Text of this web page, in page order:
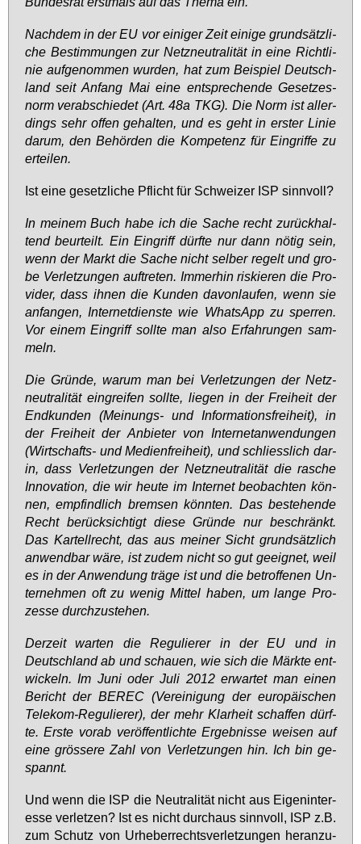
Nach­dem in der EU vor ei­ni­ger Zeit ei­ni­ge grund­sätz­li­
che Be­stim­mun­gen zur Netz­neu­tra­li­tät in ei­ne Richt­li­
nie auf­ge­nom­men wur­den, hat zum Bei­spiel Deutsch­
land seit An­fang Mai ei­ne ent­spre­chen­de Ge­set­zes­
norm ver­ab­schie­det (Art. 48a TKG). Die Norm ist al­ler­
dings sehr of­fen ge­hal­ten, und es geht in ers­ter Li­nie
dar­um, den Be­hör­den die Kom­pe­tenz für Ein­grif­fe zu
er­tei­len.
Ist ei­ne ge­setz­li­che Pflicht für Schwei­zer ISP sinn­voll?
In mei­nem Buch ha­be ich die Sa­che recht zu­rück­hal­
tend be­ur­teilt. Ein Ein­griff dürf­te nur dann nö­tig sein,
wenn der Markt die Sa­che nicht sel­ber re­gelt und gro­
be Ver­let­zun­gen auf­tre­ten. Im­mer­hin ris­kie­ren die Pro­
vi­der, dass ih­nen die Kun­den da­von­lau­fen, wenn sie
an­fan­gen, In­ter­net­diens­te wie Whats­App zu sper­ren.
Vor ei­nem Ein­griff soll­te man al­so Er­fah­run­gen sam­
meln.
Die Grün­de, war­um man bei Ver­let­zun­gen der Netz­
neu­tra­li­tät ein­grei­fen soll­te, lie­gen in der Frei­heit der
End­kun­den (Mei­nungs- und In­for­ma­ti­ons­frei­heit), in
der Frei­heit der An­bie­ter von In­ter­net­an­wen­dun­gen
(Wirt­schafts- und Me­di­en­frei­heit), und schliess­lich dar­
in, dass Ver­let­zun­gen der Netz­neu­tra­li­tät die ra­sche
In­no­va­ti­on, die wir heu­te im In­ter­net be­ob­ach­ten kön­
nen, emp­find­lich brem­sen könn­ten. Das be­ste­hen­de
Recht be­rück­sich­tigt die­se Grün­de nur be­schränkt.
Das Kar­tell­recht, das aus mei­ner Sicht grund­sätz­lich
an­wend­bar wä­re, ist zu­dem nicht so gut ge­eig­net, weil
es in der An­wen­dung trä­ge ist und die be­trof­fe­nen Un­
ter­neh­men oft zu we­nig Mit­tel ha­ben, um lan­ge Pro­
zes­se durch­zu­ste­hen.
Der­zeit war­ten die Re­gu­lie­rer in der EU und in
Deutsch­land ab und schau­en, wie sich die Märk­te ent­
wi­ckeln. Im Ju­ni oder Ju­li 2012 er­war­tet man ei­nen
Be­richt der BE­REC (Ver­ei­ni­gung der eu­ro­päi­schen
Te­le­kom-Re­gu­lie­rer), der mehr Klar­heit schaf­fen dürf­
te. Ers­te vor­ab ver­öf­fent­lich­te Er­geb­nis­se wei­sen auf
ei­ne grös­se­re Zahl von Ver­let­zun­gen hin. Ich bin ge­
spannt.
Und wenn die ISP die Neu­tra­li­tät nicht aus Ei­gen­in­ter­
es­se ver­let­zen? Ist es nicht durch­aus sinn­voll, ISP z.B.
zum Schutz von Ur­he­ber­rechts­ver­let­zun­gen her­an­zu­